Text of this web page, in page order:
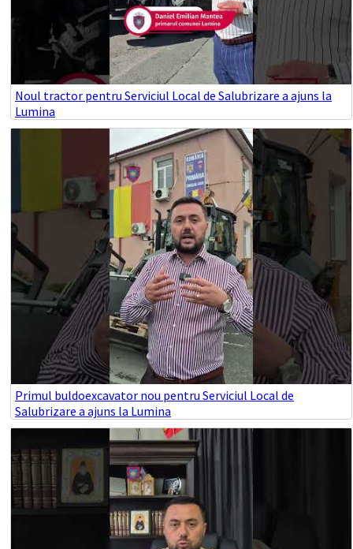
Noul tractor pentru Serviciul Local de Salubrizare a ajuns la
Lumina
Primul buldoexcavator nou pentru Serviciul Local de
Salubrizare a ajuns la Lumina